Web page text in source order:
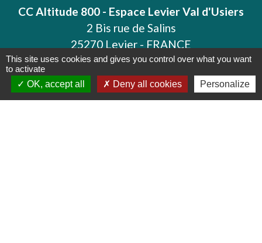
CC Altitude 800 - Espace Levier Val d'Usiers
2 Bis rue de Salins
25270 Levier - FRANCE
+33 3 81 38 27 50
Contact par formulaire
This site uses cookies and gives you control over what you want
to activate
OK, accept all
Deny all cookies Personalize